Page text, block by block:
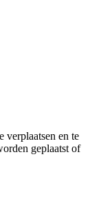
verplaatsen en te
geplaatst of